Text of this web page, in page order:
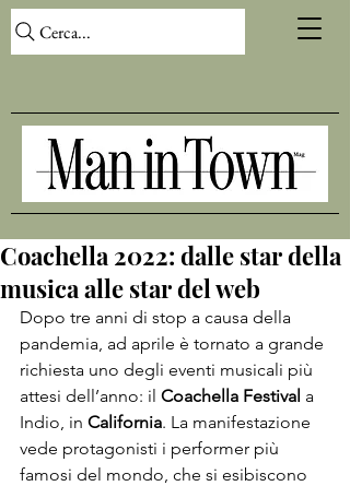
Cerca...
Coachella 2022: dalle star della
musica alle star del web
Dopo tre anni di stop a causa della
pandemia, ad aprile è tornato a grande
richiesta uno degli eventi musicali più
attesi dell’anno: il Coachella Festival a
Indio, in California. La manifestazione
vede protagonisti i performer più
famosi del mondo, che si esibiscono